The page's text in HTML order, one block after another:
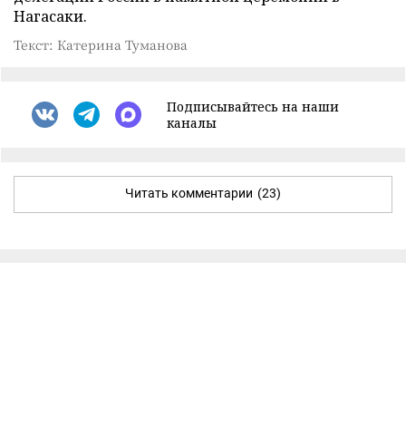
Нагасаки.
Текст: Катерина Туманова
Подписывайтесь на наши
каналы
Читать комментарии (23)